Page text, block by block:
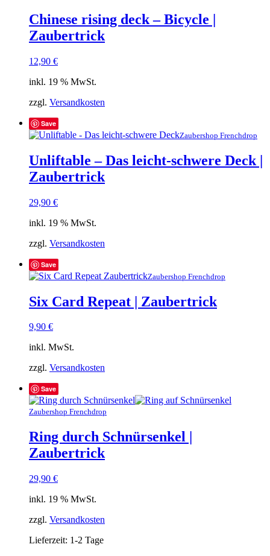
Chinese rising deck – Bicycle |
Zaubertrick
12,90 €
inkl. 19 % MwSt.
zzgl. Versandkosten
Save
Zaubershop Frenchdrop
Unliftable – Das leicht-schwere Deck |
Zaubertrick
29,90 €
inkl. 19 % MwSt.
zzgl. Versandkosten
Save
Zaubershop Frenchdrop
Six Card Repeat | Zaubertrick
9,90 €
inkl. MwSt.
zzgl. Versandkosten
Save
Zaubershop Frenchdrop
Ring durch Schnürsenkel |
Zaubertrick
29,90 €
inkl. 19 % MwSt.
zzgl. Versandkosten
Lieferzeit: 1-2 Tage